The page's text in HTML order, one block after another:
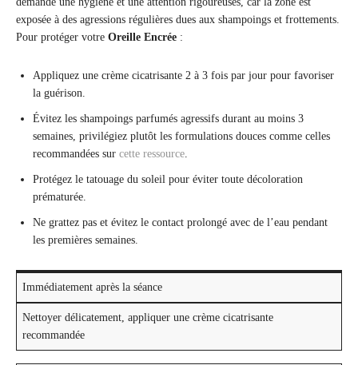
exposée à des agressions régulières dues aux shampoings et frottements.
Pour protéger votre Oreille Encrée :
Appliquez une crème cicatrisante 2 à 3 fois par jour pour favoriser
la guérison.
Évitez les shampoings parfumés agressifs durant au moins 3
semaines, privilégiez plutôt les formulations douces comme celles
recommandées sur cette ressource
Protégez le tatouage du soleil pour éviter toute décoloration
prématurée.
Ne grattez pas et évitez le contact prolongé avec de l’eau pendant
les premières semaines.
Immédiatement après la séance
Nettoyer délicatement, appliquer une crème cicatrisante
recommandée